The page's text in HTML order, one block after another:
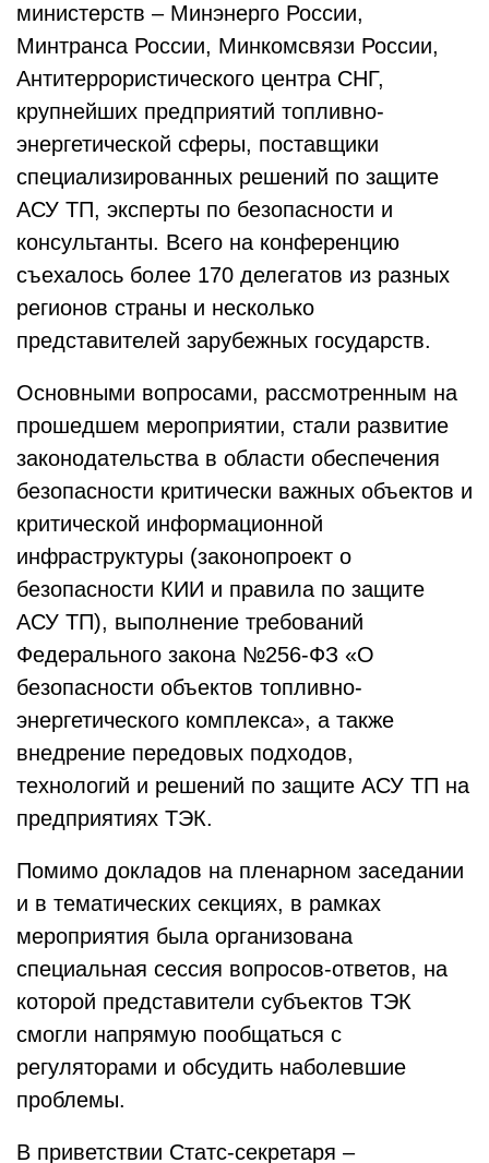
министерств – Минэнерго России,
Минтранса России, Минкомсвязи России,
Антитеррористического центра СНГ,
крупнейших предприятий топливно-
энергетической сферы, поставщики
специализированных решений по защите
АСУ ТП, эксперты по безопасности и
консультанты. Всего на конференцию
съехалось более 170 делегатов из разных
регионов страны и несколько
представителей зарубежных государств.
Основными вопросами, рассмотренным на
прошедшем мероприятии, стали развитие
законодательства в области обеспечения
безопасности критически важных объектов и
критической информационной
инфраструктуры (законопроект о
безопасности КИИ и правила по защите
АСУ ТП), выполнение требований
Федерального закона №256-ФЗ «О
безопасности объектов топливно-
энергетического комплекса», а также
внедрение передовых подходов,
технологий и решений по защите АСУ ТП на
предприятиях ТЭК.
Помимо докладов на пленарном заседании
и в тематических секциях, в рамках
мероприятия была организована
специальная сессия вопросов-ответов, на
которой представители субъектов ТЭК
смогли напрямую пообщаться с
регуляторами и обсудить наболевшие
проблемы.
В приветствии Статс-секретаря –